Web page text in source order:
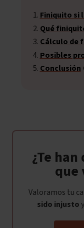
Finiquito si
Qué
Cálculo de
Posibles
Conclusión
¿Te
que
Valoramos tu
sido injusto